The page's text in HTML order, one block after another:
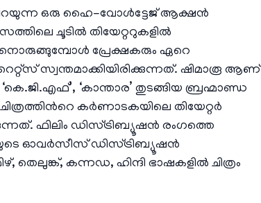
പറയുന്ന ഒരു ഹൈ-വോൾട്ടേജ് ആക്ഷൻ
ചൂടിൽ തിയേറ്ററുകളിൽ
പ്രേക്ഷകരും ഏറെ
സ്വന്തമാക്കിയിരിക്കുന്നത്. ഷിമാരൂ ആണ്
‘കാന്താര’ തുടങ്ങിയ ബ്രഹ്മാണ്ഡ
കർണാടകയിലെ തിയേറ്റർ
ഫിലിം ഡിസ്ട്രിബ്യൂഷൻ രംഗത്തെ
ഓവർസീസ് ഡിസ്ട്രിബ്യൂഷൻ
തെലുങ്ക്, കന്നഡ, ഹിന്ദി ഭാഷകളിൽ ചിത്രം